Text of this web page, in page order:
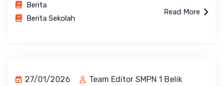
Berita
Berita Sekolah
Read More
27/01/2026 Team Editor SMPN 1 Belik